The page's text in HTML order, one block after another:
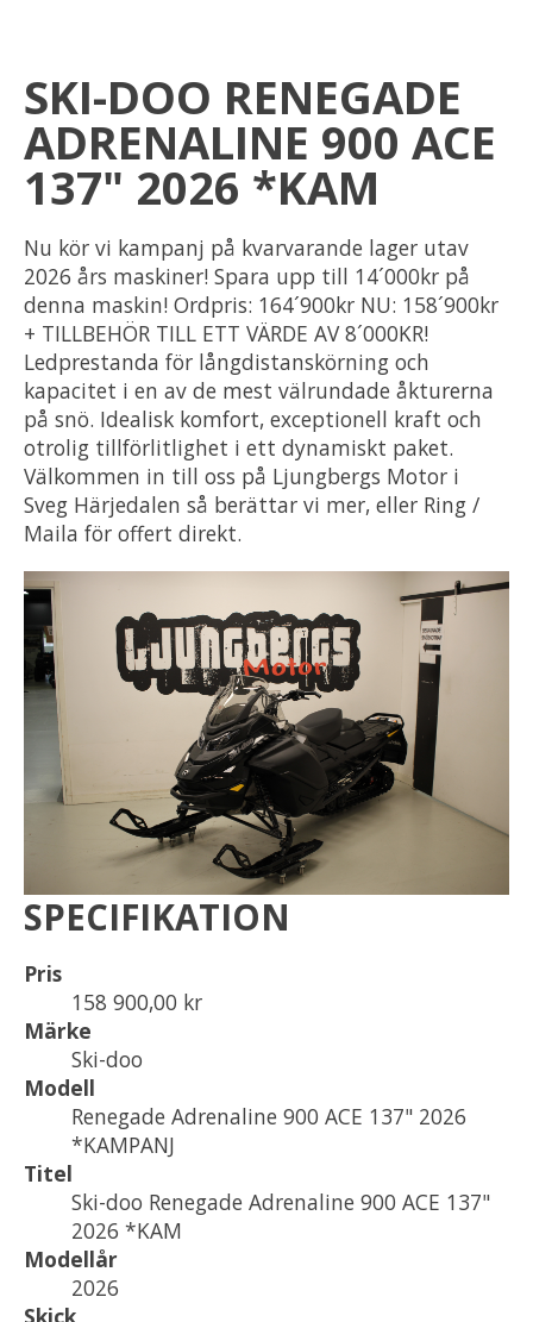
SKI-DOO RENEGADE
ADRENALINE 900 ACE
137" 2026 *KAM
Nu kör vi kampanj på kvarvarande lager utav
2026 års maskiner! Spara upp till 14´000kr på
denna maskin! Ordpris: 164´900kr NU: 158´900kr
+ TILLBEHÖR TILL ETT VÄRDE AV 8´000KR!
Ledprestanda för långdistanskörning och
kapacitet i en av de mest välrundade åkturerna
på snö. Idealisk komfort, exceptionell kraft och
otrolig tillförlitlighet i ett dynamiskt paket.
Välkommen in till oss på Ljungbergs Motor i
Sveg Härjedalen så berättar vi mer, eller Ring /
Maila för offert direkt.
SPECIFIKATION
Pris
158 900,00 kr
Märke
Ski-doo
Modell
Renegade Adrenaline 900 ACE 137" 2026
*KAMPANJ
Titel
Ski-doo Renegade Adrenaline 900 ACE 137"
2026 *KAM
Modellår
2026
Skick